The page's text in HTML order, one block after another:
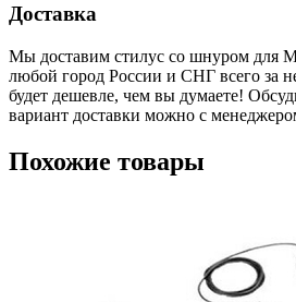
Доставка
Мы доставим стилус со шнуром для
любой город России и СНГ всего за
будет дешевле, чем вы думаете!
вариант доставки можно с
Похожие товары